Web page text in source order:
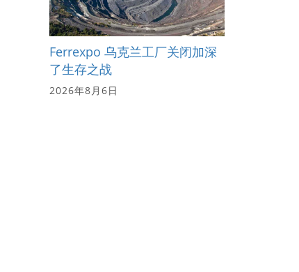
Ferrexpo 乌克兰工厂关闭加深
了生存之战
2026年8月6日